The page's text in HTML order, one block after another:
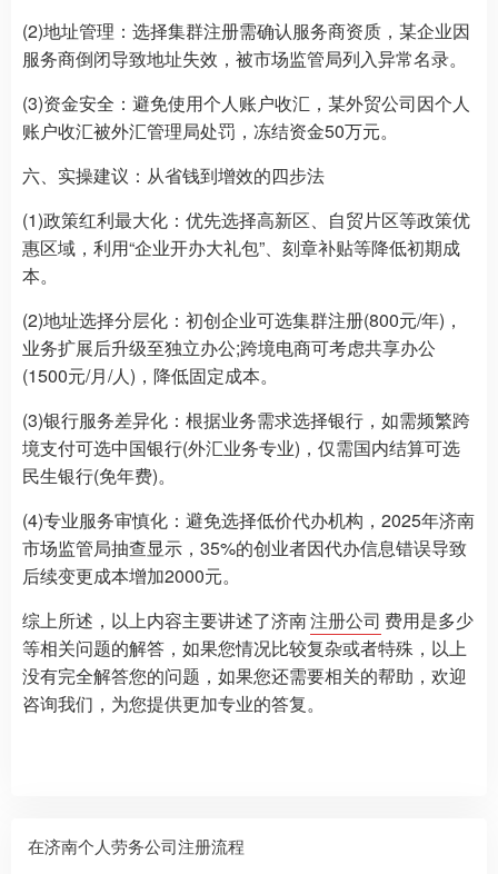
(2)地址管理：选择集群注册需确认服务商资质，某企业因
服务商倒闭导致地址失效，被市场监管局列入异常名录。
(3)资金安全：避免使用个人账户收汇，某外贸公司因个人
账户收汇被外汇管理局处罚，冻结资金50万元。
六、实操建议：从省钱到增效的四步法
(1)政策红利最大化：优先选择高新区、自贸片区等政策优
惠区域，利用“企业开办大礼包”、刻章补贴等降低初期成
本。
(2)地址选择分层化：初创企业可选集群注册(800元/年)，
业务扩展后升级至独立办公;跨境电商可考虑共享办公
(1500元/月/人)，降低固定成本。
(3)银行服务差异化：根据业务需求选择银行，如需频繁跨
境支付可选中国银行(外汇业务专业)，仅需国内结算可选
民生银行(免年费)。
(4)专业服务审慎化：避免选择低价代办机构，2025年济南
市场监管局抽查显示，35%的创业者因代办信息错误导致
后续变更成本增加2000元。
综上所述，以上内容主要讲述了济南注册公司 费用是多少
等相关问题的解答，如果您情况比较复杂或者特殊，以上
没有完全解答您的问题，如果您还需要相关的帮助，欢迎
咨询我们，为您提供更加专业的答复。
在济南个人劳务公司注册流程